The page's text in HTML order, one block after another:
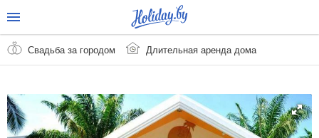
Свадьба за городом Длительная аренда дома